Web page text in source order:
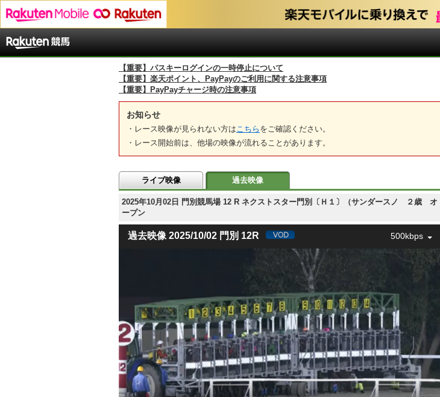
【重要】パスキーログインの一時停止について
【重要】楽天ポイント、PayPayのご利用に関する注意事項
【重要】PayPayチャージ時の注意事項
お知らせ
・レース映像が見られない方は こちら をご確認ください。
・レース開始前は、他場の映像が流れることがあります。
ライブ映像 過去映像
2025年10月02日 門別競馬場 12 R ネクストスター門別〔Ｈ１〕（サンダースノ ２歳 オ
ープン
過去映像 2025/10/02 門別 12R 500kbps